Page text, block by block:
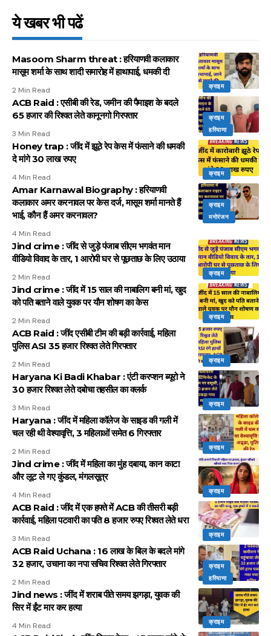
ये खबर भी पढें
क्राइम
Masoom Sharm threat : हरियाणवी कलाकार
मासूम शर्मा के साथ शादी समारोह में हाथापाई, धमकी दी
2 Min Read
क्राइम
हरियाणा
ACB Raid : एसीबी की रेड, जमीन की पैमाइश के बदले
65 हजार की रिश्वत लेते कानूनगो गिरफ्तार
3 Min Read
क्राइम
Honey trap : जींद में झूठे रेप केस में फंसाने की धमकी
दे मांगे 30 लाख रुपए
4 Min Read
क्राइम
मनोरंजन
Amar Karnawal Biography : हरियाणवी
कलाकार अमर करनावल पर केस दर्ज, मासूम शर्मा मानते हैं
भाई, कौन हैं अमर करनावल?
4 Min Read
क्राइम
Jind crime : जींद से जुड़े पंजाब सीएम भगवंत मान
वीडियो विवाद के तार, 1 आरोपी घर से पूछताछ के लिए उठाया
2 Min Read
क्राइम
Jind crime : जींद में 15 साल की नाबालिग बनी मां, खुद
को पति बताने वाले युवक पर यौन शोषण का केस
2 Min Read
क्राइम
ACB Raid : जींद एसीबी टीम की बड़ी कार्रवाई, महिला
पुलिस ASI 35 हजार रिश्वत लेते गिरफ्तार
2 Min Read
क्राइम
Haryana Ki Badi Khabar : एंटी करप्शन ब्यूरो ने
30 हजार रिश्वत लेते दबोचा तहसील का क्लर्क
3 Min Read
क्राइम
Haryana : जींद में महिला कॉलेज के साइड की गली में
चल रही थी वेश्यावृत्ति, 3 महिलाओं समेत 6 गिरफ्तार
2 Min Read
क्राइम
Jind crime : जींद में महिला का मुंह दबाया, कान काटा
और लूट ले गए कुंडल, मंगलसूत्र
4 Min Read
क्राइम
ACB Raid : जींद में एक हफ्ते में ACB की तीसरी बड़ी
कार्रवाई, महिला पटवारी का पति 8 हजार रुपए रिश्वत लेते धरा
3 Min Read
क्राइम
हरियाणा
ACB Raid Uchana : 16 लाख के बिल के बदले मांगे
32 हजार, उचाना का नपा सचिव रिश्वत लेते गिरफ्तार
2 Min Read
क्राइम
Jind news : जींद में शराब पीते समय झगड़ा, युवक की
सिर में ईंट मार कर हत्या
4 Min Read